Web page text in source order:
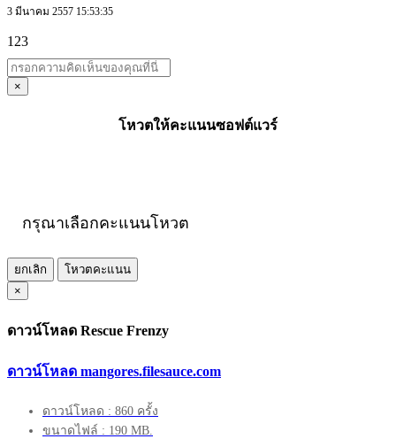
3 มีนาคม 2557 15:53:35
123
×
โหวตให้คะแนนซอฟต์แวร์
กรุณาเลือกคะแนนโหวต
ยกเลิก
โหวตคะแนน
×
ดาวน์โหลด Rescue Frenzy
ดาวน์โหลด mangores.filesauce.com
ดาวน์โหลด : 860 ครั้ง
ขนาดไฟล์ : 190 MB.